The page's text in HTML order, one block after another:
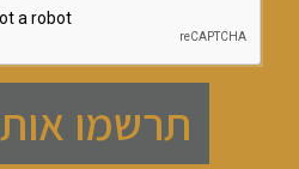
תרשמו